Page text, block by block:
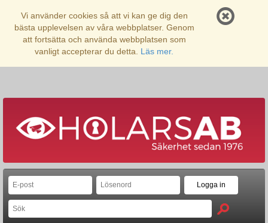
Vi använder cookies så att vi kan ge dig den
bästa upplevelsen av våra webbplatser. Genom
att fortsätta och använda webbplatsen som
vanligt accepterar du detta. Läs mer.